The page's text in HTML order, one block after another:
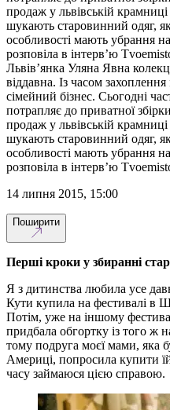
продаж у львівській
шукають старовинний одяг, як
особливості мають убрання
розповіла в інтерв’ю
Львів’янка Уляна Явна
віддавна. Із часом
сімейний бізнес. Сьогодні
потрапляє до приватної
продаж у львівській
шукають старовинний одяг, як
особливості мають убрання
розповіла в інтерв’ю
14 липня 2015, 15:00
Поширити
Перші кроки у збиранні
Я з дитинства любила усе
Кути купила на фестивалі в
Потім, уже на іншому
придбала обгортку із того ж
тому подруга моєї мами, яка
Америці, попросила купити
часу займаюся цією справою.